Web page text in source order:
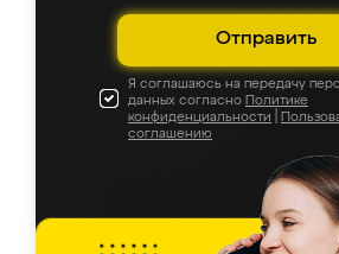
Отправить
Я соглашаюсь на передачу
данных согласно Политике
конфиденциальности
соглашению